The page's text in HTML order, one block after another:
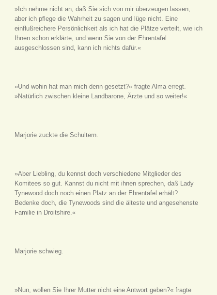
»Ich nehme nicht an, daß Sie sich von mir überzeugen lassen,
aber ich pflege die Wahrheit zu sagen und lüge nicht. Eine
einflußreichere Persönlichkeit als ich hat die Plätze verteilt, wie ich
Ihnen schon erklärte, und wenn Sie von der Ehrentafel
ausgeschlossen sind, kann ich nichts dafür.«
»Und wohin hat man mich denn gesetzt?« fragte Alma erregt.
»Natürlich zwischen kleine Landbarone, Ärzte und so weiter!«
Marjorie zuckte die Schultern.
»Aber Liebling, du kennst doch verschiedene Mitglieder des
Komitees so gut. Kannst du nicht mit ihnen sprechen, daß Lady
Tynewood doch noch einen Platz an der Ehrentafel erhält?
Bedenke doch, die Tynewoods sind die älteste und angesehenste
Familie in Droitshire.«
Marjorie schwieg.
»Nun, wollen Sie Ihrer Mutter nicht eine Antwort geben?« fragte